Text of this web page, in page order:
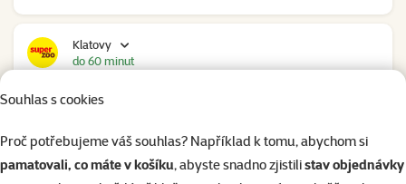
Souhlas s cookies
Proč potřebujeme váš souhlas? Například k tomu, abychom si
pamatovali, co máte v košíku, abyste snadno zjistilistav objednávky
Klatovy
do 60 minut
Polepská 979, Kolín
do 60 minut